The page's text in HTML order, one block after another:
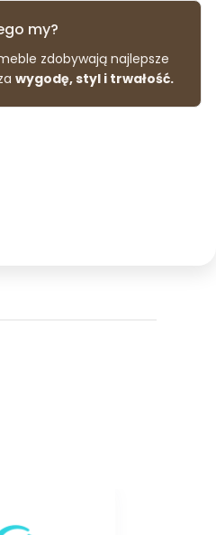
my?
zdobywają najlepsze
wygodę, styl i trwałość.